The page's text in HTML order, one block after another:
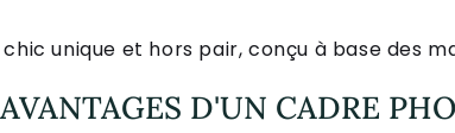
unique et hors pair, conçu à base des
D'UN CADRE